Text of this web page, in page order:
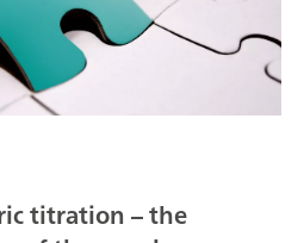
titration – the